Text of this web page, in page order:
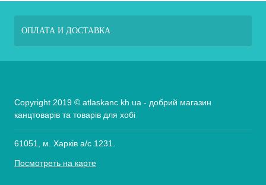
ОПЛАТА И ДОСТАВКА
Copyright 2019 © atlaskanc.kh.ua - добрий магазин
канцтоварів та товарів для хобі
61051, м. Харків а/с 1231.
Посмотреть на карте